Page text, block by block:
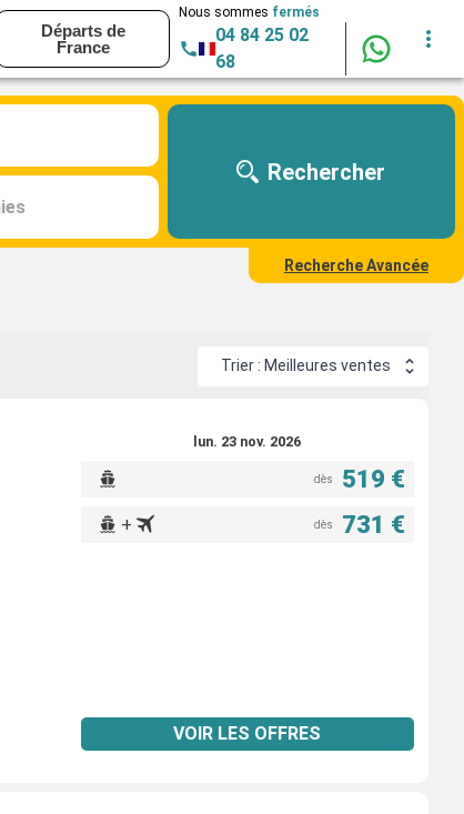
Départs de
France
Nous sommes fermés
04 84 25 02
68
Rechercher
Recherche Avancée
Trier : Meilleures ventes
lun. 23 nov. 2026
dès 519 €
+ dès 731 €
VOIR LES OFFRES